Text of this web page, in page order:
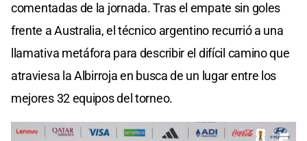
comentadas de la jornada. Tras el empate sin goles
frente a Australia, el técnico argentino recurrió a una
llamativa metáfora para describir el difícil camino que
atraviesa la Albirroja en busca de un lugar entre los
mejores 32 equipos del torneo.